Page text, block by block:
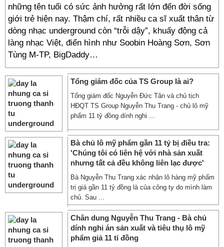
những tên tuổi có sức ảnh hưởng rất lớn đến đời sống
giới trẻ hiện nay. Thậm chí, rất nhiều ca sĩ xuất thân từ
dòng nhạc underground còn “trỗi dậy”, khuấy động cả
làng nhạc Việt, điển hình như Soobin Hoàng Sơn, Sơn
Tùng M-TP, BigDaddy…
Tổng giám đốc của TS Group là ai?
Tổng giám đốc Nguyễn Đức Tân và chủ tịch
HĐQT TS Group Nguyễn Thu Trang - chủ lô mỹ
phẩm 11 tỷ đồng dính nghi ...
Bà chủ lô mỹ phẩm gần 11 tỷ bị điều tra:
'Chúng tôi có liên hệ với nhà sản xuất
nhưng tất cả đều không liên lạc được'
Bà Nguyễn Thu Trang xác nhận lô hàng mỹ phẩm
trị giá gần 11 tỷ đồng là của công ty do mình làm
chủ. Sau ...
Chân dung Nguyễn Thu Trang - Bà chủ
dính nghi án sản xuất và tiêu thụ lô mỹ
phẩm giả 11 tỉ đồng